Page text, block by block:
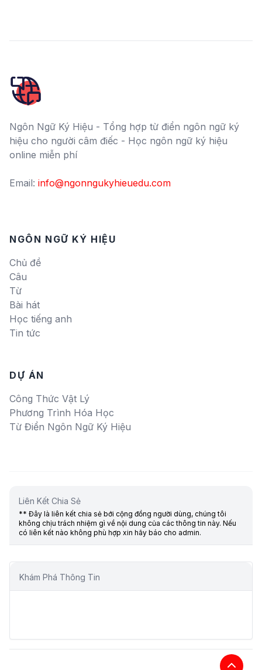
Ngôn Ngữ Ký Hiệu - Tổng hợp từ điển ngôn ngữ ký
hiệu cho người câm điếc - Học ngôn ngữ ký hiệu
online miễn phí
Email: info@ngonngukyhieuedu.com
NGÔN NGỮ KÝ HIỆU
Chủ đề
Câu
Từ
Bài hát
Học tiếng anh
Tin tức
DỰ ÁN
Công Thức Vật Lý
Phương Trình Hóa Học
Từ Điển Ngôn Ngữ Ký Hiệu
Liên Kết Chia Sẻ
** Đây là liên kết chia sẻ bới cộng đồng người dùng, chúng tôi
không chịu trách nhiệm gì về nội dung của các thông tin này. Nếu
có liên kết nào không phù hợp xin hãy báo cho admin.
Khám Phá Thông Tin